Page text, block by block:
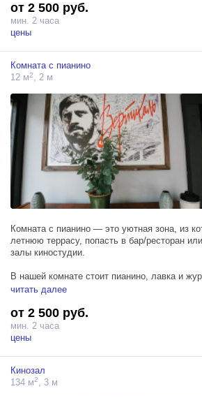
Одна сторона пространства с большими
закрыть рол шторами.
В лофте можно организовать фуршет или
музыкой. Мы обеспечили пространство
системой.
от 2 500 руб.
мин. 2 часа
цены
Комната с пианино
12 м2, 2 м
Комната с пианино — это уютная зона, из
летнюю террасу, попасть в бар/ресторан
залы киностудии.
В нашей комнате стоит пианино, лавка и
с книгами и цветы в горшках, ретро реквизит,
читать далее
от 2 500 руб.
мин. 2 часа
цены
Кинозал
134 м2 , 3 м